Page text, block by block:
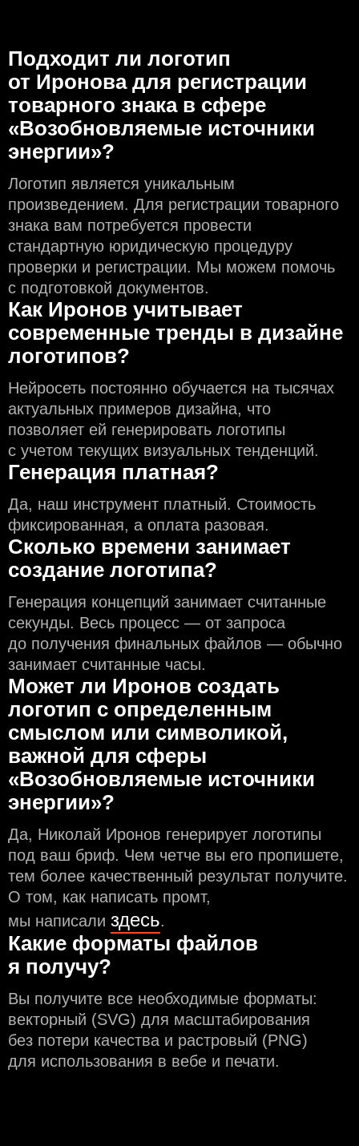
Подходит ли логотип
от Иронова для регистрации
товарного знака в сфере
«Возобновляемые источники
энергии»?
Логотип является уникальным
произведением. Для регистрации товарного
знака вам потребуется провести
стандартную юридическую процедуру
проверки и регистрации. Мы можем помочь
с подготовкой документов.
Как Иронов учитывает
современные тренды в дизайне
логотипов?
Нейросеть постоянно обучается на тысячах
актуальных примеров дизайна, что
позволяет ей генерировать логотипы
с учeтом текущих визуальных тенденций.
Генерация платная?
Да, наш инструмент платный. Стоимость
фиксированная, а оплата разовая.
Сколько времени занимает
создание логотипа?
Генерация концепций занимает считанные
секунды. Весь процесс — от запроса
до получения финальных файлов — обычно
занимает считанные часы.
Может ли Иронов создать
логотип с определeнным
смыслом или символикой,
важной для сферы
«Возобновляемые источники
энергии»?
Да, Николай Иронов генерирует логотипы
под ваш бриф. Чем чeтче вы его пропишете,
тем более качественный результат получите.
О том, как написать промт,
мы написали здесь.
Какие форматы файлов
я получу?
Вы получите все необходимые форматы:
векторный (SVG) для масштабирования
без потери качества и растровый (PNG)
для использования в вебе и печати.